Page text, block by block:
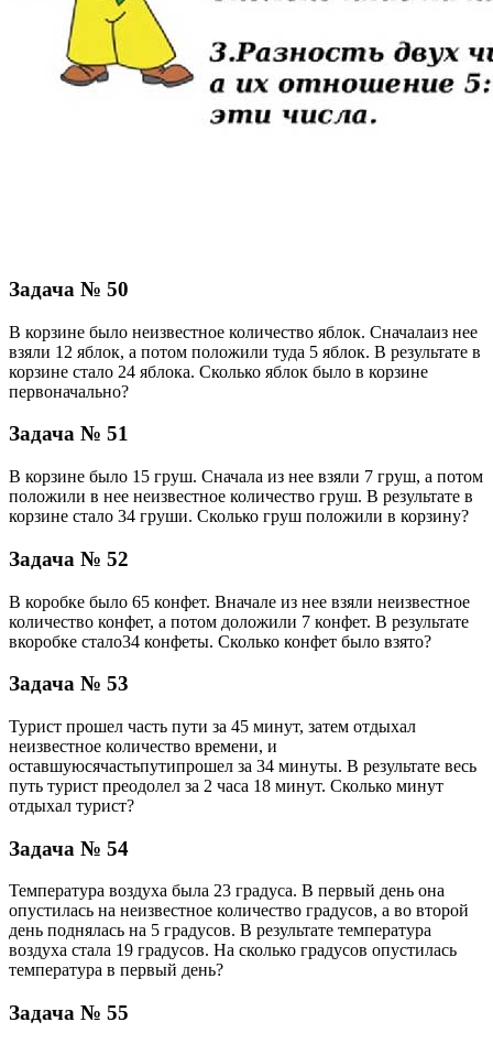
Задача № 50
В корзине было неизвестное количество яблок. Сначалаиз нее
взяли 12 яблок, а потом положили туда 5 яблок. В результате в
корзине стало 24 яблока. Сколько яблок было в корзине
первоначально?
Задача № 51
В корзине было 15 груш. Сначала из нее взяли 7 груш, а потом
положили в нее неизвестное количество груш. В результате в
корзине стало 34 груши. Сколько груш положили в корзину?
Задача № 52
В коробке было 65 конфет. Вначале из нее взяли неизвестное
количество конфет, а потом доложили 7 конфет. В результате
вкоробке стало34 конфеты. Сколько конфет было взято?
Задача № 53
Турист прошел часть пути за 45 минут, затем отдыхал
неизвестное количество времени, и
оставшуюсячастьпутипрошел за 34 минуты. В результате весь
путь турист преодолел за 2 часа 18 минут. Сколько минут
отдыхал турист?
Задача № 54
Температура воздуха была 23 градуса. В первый день она
опустилась на неизвестное количество градусов, а во второй
день поднялась на 5 градусов. В результате температура
воздуха стала 19 градусов. На сколько градусов опустилась
температура в первый день?
Задача № 55